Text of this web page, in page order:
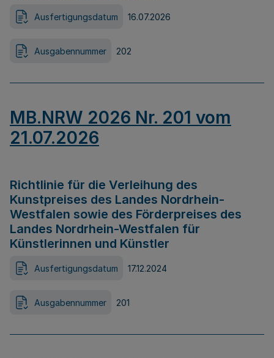
Ausfertigungsdatum 16.07.2026
Ausgabennummer 202
MB.NRW 2026 Nr. 201 vom
21.07.2026
Richtlinie für die Verleihung des
Kunstpreises des Landes Nordrhein-
Westfalen sowie des Förderpreises des
Landes Nordrhein-Westfalen für
Künstlerinnen und Künstler
Ausfertigungsdatum 17.12.2024
Ausgabennummer 201